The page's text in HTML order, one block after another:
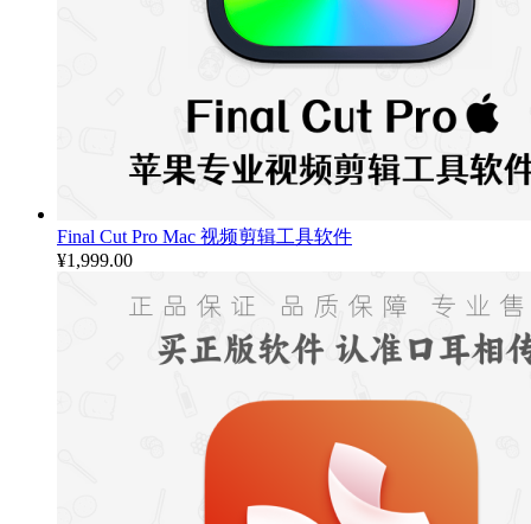
Final Cut Pro Mac 视频剪辑工具软件
¥1,999.00